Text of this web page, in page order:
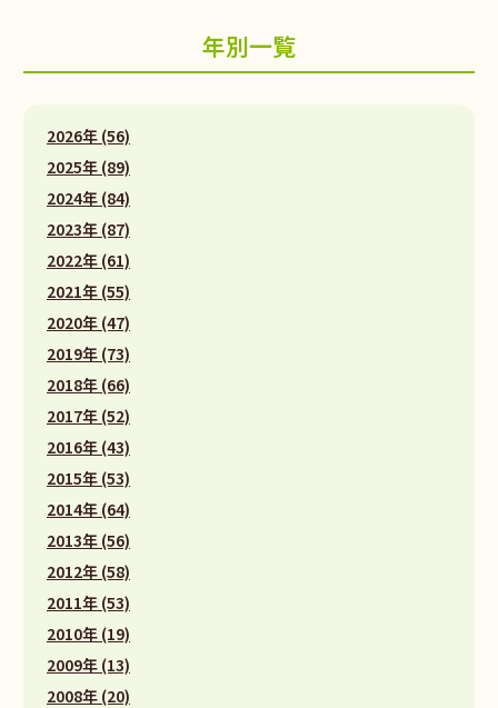
年別一覧
2026年 (56)
2025年 (89)
2024年 (84)
2023年 (87)
2022年 (61)
2021年 (55)
2020年 (47)
2019年 (73)
2018年 (66)
2017年 (52)
2016年 (43)
2015年 (53)
2014年 (64)
2013年 (56)
2012年 (58)
2011年 (53)
2010年 (19)
2009年 (13)
2008年 (20)